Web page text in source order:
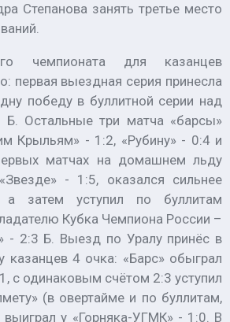
Степанова занять третье место
чемпионата для казанцев
первая выездная серия принесла
победу в буллитной серии над
Б. Остальные три матча «барсы»
Крыльям» - 1:2, «Рубину» - 0:4 и
матчах на домашнем льду
- 1:5, оказался сильнее
затем уступил по буллитам
Кубка Чемпиона России –
- 2:3 Б. Выезд по Уралу принёс в
казанцев 4 очка: «Барс» обыграл
с одинаковым счётом 2:3 уступил
(в овертайме и по буллитам,
выиграл у «Горняка-УГМК» - 1:0. В